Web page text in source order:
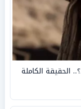
الكاملة